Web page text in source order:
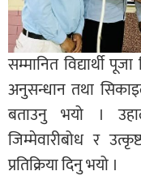
सम्मानित विद्यार्थी
अनुसन्धान तथा
बताउनु भयो ।
जिम्मेवारीबोध र
प्रतिक्रिया दिनु भयो ।